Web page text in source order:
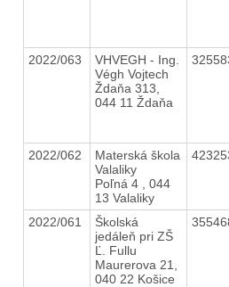
2022/063
VHVEGH - Ing.
Végh Vojtech
Ždaňa 313,
044 11 Ždaňa
2022/062
Materská škola
Valaliky
Poľná 4 , 044
13 Valaliky
2022/061
Školská
jedáleň pri ZŠ
Ľ. Fullu
Maurerova 21,
040 22 Košice